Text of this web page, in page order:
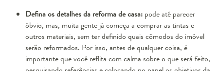
Defina os detalhes da reforma de casa: pode até parecer
óbvio, mas, muita gente já começa a comprar as tintas e
outros materiais, sem ter definido quais cômodos do imóvel
serão reformados. Por isso, antes de qualquer coisa, é
importante que você reflita com calma sobre o que será feito,